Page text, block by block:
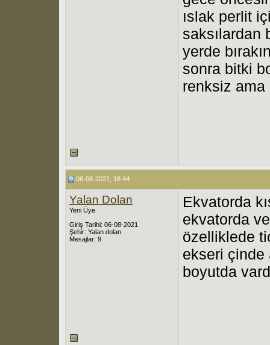
ıslak perlit
saksılardan
yerde
sonra bitki
renksiz ama
06-08-2021, 16:44
Yalan Dolan
Yeni Üye
Giriş Tarihi: 06-08-2021
Şehir: Yalan dolan
Mesajlar: 9
Ekvatorda
ekvatorda
özelliklede
ekseri çinde
boyutda